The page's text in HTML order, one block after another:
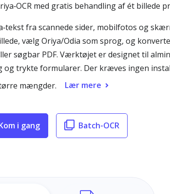
med gratis behandling af ét billede
fra scannede sider, mobilfotos og
vælg Oriya/Odia som sprog, og
søgbar PDF. Værktøjet er designet til
og trykte formularer. Der kræves ingen
mængder.
Lær mere
i gang Batch-OCR